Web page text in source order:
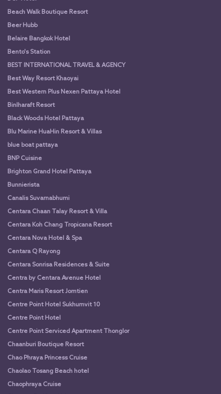
Beach Walk Boutique Resort
Beer Hubb
Belaire Bangkok Hotel
Bento's Station
BEST INTERNATIONAL TRAVEL & AGENCY
Best Way Resort Khaoyai
Best Western Plus Nexen Pattaya Hotel
Binlharaft Resort
Black Woods Hotel Pattaya
Blu Marine HuaHin Resort & Villas
blue boat pattaya
BNP Cuisine
Brighton Grand Hotel Pattaya
Bunnierista
Canalis Suvarnabhumi
Centara Chaan Talay Resort & Villa
Centara Koh Chang Tropicana Resort
Centara Nova Hotel & Spa
Centara Q Rayong
Centara Sonrisa Residences & Suite
Centra by Centara Avenue Hotel
Centra Maris Resort Jomtien
Centre Point Hotel Sukhumvit 10
Centre Point Hotel
Centre Point Serviced Apartment Thonglor
Chaanburi Boutique Resort
Chao Phraya Princess Cruise
Chaolao Tosang Beach hotel
Chaophraya Cruise